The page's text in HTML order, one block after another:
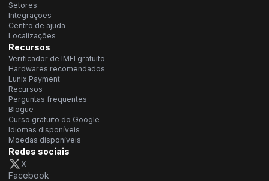
Setores
Integrações
Centro de ajuda
Localizações
Recursos
Verificador de IMEI gratuito
Hardwares recomendados
Lunix Payment
Recursos
Perguntas frequentes
Blogue
Curso gratuito do Google
Idiomas disponíveis
Moedas disponíveis
Redes sociais
X
Facebook